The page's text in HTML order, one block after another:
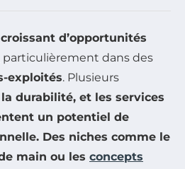
d’opportunités
dans des
exploités. Plusieurs
durabilité, et les services
un potentiel de
. Des niches comme le
main ou les concepts